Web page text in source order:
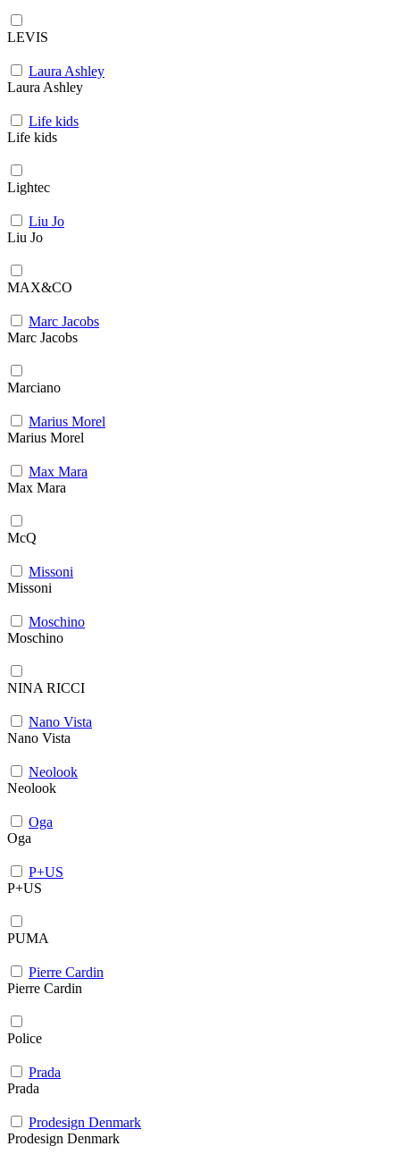
LEVIS
Laura Ashley
Laura Ashley
Life kids
Life kids
Lightec
Liu Jo
Liu Jo
MAX&CO
Marc Jacobs
Marc Jacobs
Marciano
Marius Morel
Marius Morel
Max Mara
Max Mara
McQ
Missoni
Missoni
Moschino
Moschino
NINA RICCI
Nano Vista
Nano Vista
Neolook
Neolook
Oga
Oga
P+US
P+US
PUMA
Pierre Cardin
Pierre Cardin
Police
Prada
Prada
Prodesign Denmark
Prodesign Denmark